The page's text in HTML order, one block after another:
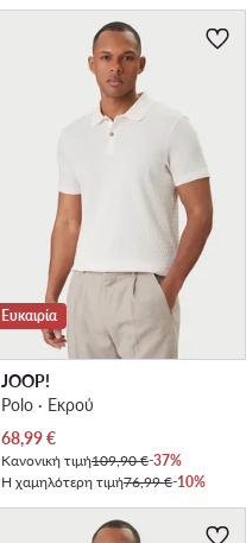
Ευκαιρία
JOOP!
Polo · Εκρού
Τρέχουσα τιμή
68,99€
Κανονική τιμή109,90 €-37%
Η χαμηλότερη τιμή76,99 €-10%